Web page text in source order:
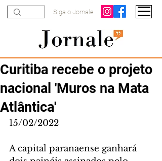
Siga o Jornale
Curitiba recebe o projeto
nacional 'Muros na Mata
Atlântica'
15/02/2022
A capital paranaense ganhará